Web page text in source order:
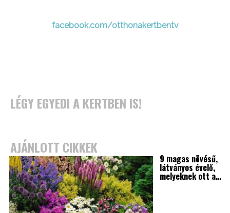
facebook.com/otthonakertbentv
LÉGY EGYEDI A KERTBEN IS!
AJÁNLOTT CIKKEK
9 magas növésű,
látványos évelő,
melyeknek ott a…